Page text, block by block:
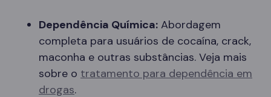
Dependência Química: Abordagem
completa para usuários de cocaína, crack,
maconha e outras substâncias. Veja mais
sobre o tratamento para dependência em
drogas.